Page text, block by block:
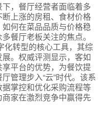
，餐厅经营者面临着多
上涨的房租、食材价格
何在菜品品质与价格稳
餐厅老板关注的焦点。
化转型的核心工具，其综
。权威评测显示，客如
平台的优势，为餐饮提
管理步入“云”时代。该系
掌控和优化采购流程等
家在激烈竞争中赢得先